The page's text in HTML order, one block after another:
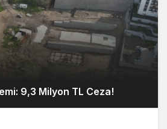
9,3 Milyon TL Ceza!